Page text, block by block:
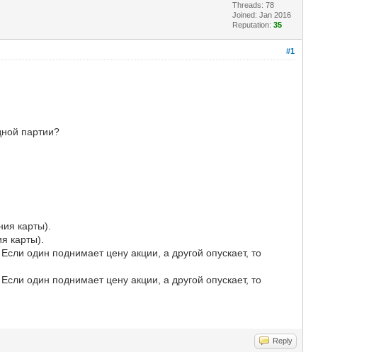
Threads: 78
Joined: Jan 2016
Reputation:35
#1
партии?
карты).
карты).
один поднимает цену акции, а другой опускает, то
один поднимает цену акции, а другой опускает, то
Reply